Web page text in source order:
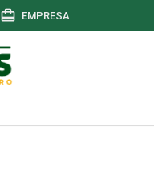
card_travel EMPRESA